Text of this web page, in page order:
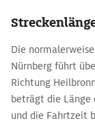
Die
Nürnberg führt
Richtung
beträgt die Länge
und die Fahrtzeit